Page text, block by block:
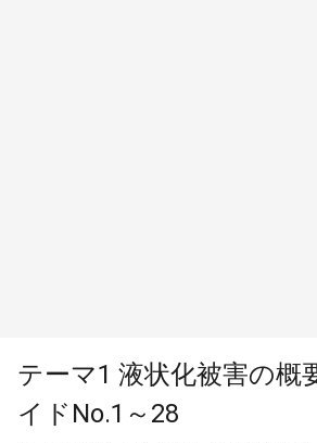
テーマ1 液状化被害の概
イドNo.1～28